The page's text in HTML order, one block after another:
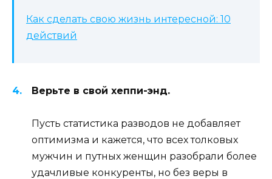
Как сделать свою жизнь интересной: 10
действий
Верьте в свой хеппи-энд.
Пусть статистика разводов не добавляет
оптимизма и кажется, что всех толковых
мужчин и путных женщин разобрали более
удачливые конкуренты, но без веры в